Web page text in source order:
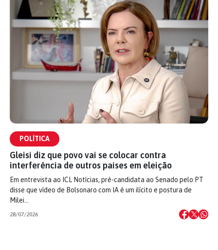
POLÍTICA
Gleisi diz que povo vai se colocar contra
interferência de outros países em eleição
Em entrevista ao ICL Notícias, pré-candidata ao Senado pelo PT
disse que vídeo de Bolsonaro com IA é um ilícito e postura de
Milei…
28/07/2026